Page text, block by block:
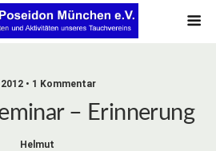
• 1 Kommentar
– Erinnerung
Helmut